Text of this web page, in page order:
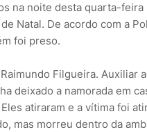
na noite desta quarta-
Natal. De acordo com a
foi preso.
Filgueira. Auxiliar
deixado a namorada em
atiraram e a vítima foi
mas morreu dentro da